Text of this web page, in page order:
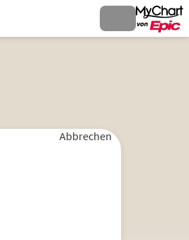
Abbrechen